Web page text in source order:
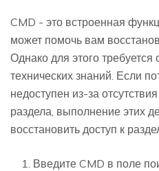
CMD - это встроенная
может помочь вам
Однако для этого
технических знаний. Если
недоступен из-за
раздела, выполнение этих
восстановить доступ к
Введите CMD в поле